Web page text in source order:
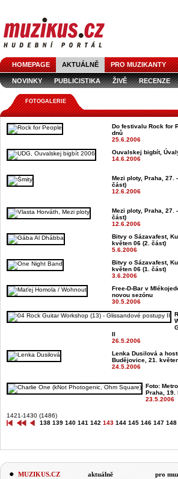
HOMEPAGE AKTUÁLNĚ PRO MUZIKANTY
NOVINKY PUBLICISTIKA ŽIVĚ RECENZE
FOTOGALERIE
Do festivalu Rock for
dnů
25.6.2006
Ouvalskej bigbít,
14.6.2006
Mezi ploty, Praha, 27.
část)
12.6.2006
Mezi ploty, Praha, 27.
část)
12.6.2006
Bitvy o Sázavafest,
květen 06 (2. část)
5.6.2006
Bitvy o Sázavafest,
květen 06 (1. část)
3.6.2006
Free-D-Bar v
novou sezónu
30.5.2006
II
26.5.2006
Lenka Dusilová a
Budějovice, 21.
24.5.2006
Foto:
Praha, 19.
23.5.2006
1421-1430 (1486)
138 139 140 141 142 143 144 145 146 147 148
MUZIKUS.CZ
aktuálně
pro